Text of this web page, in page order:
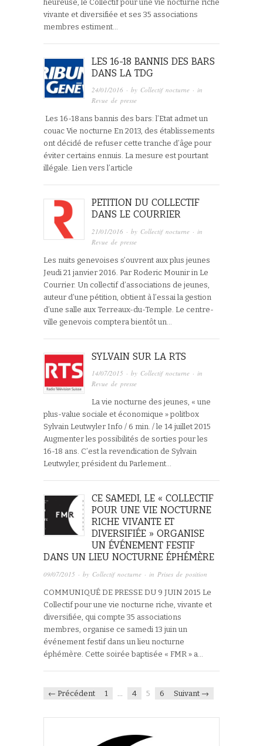
heureuse, le Collectif pour une vie nocturne riche
vivante et diversifiée et ses 35 associations
membres estiment…
LES 16-18 BANNIS DES BARS
DANS LA TDG
24/01/2016 · by Collectif nocturne · in
Revue de presse
Les 16-18 ans bannis des bars: l’Etat admet un
couac Vie nocturne En 2013, des établissements
ont décidé de refuser cette tranche d’âge pour
éviter certains ennuis. La mesure est pourtant
illégale. Lien vers l’article
PETITION DU COLLECTIF
DANS LE COURRIER
21/01/2016 · by Collectif nocturne · in
Revue de presse
Les nuits genevoises s’ouvrent aux plus jeunes
Jeudi 21 janvier 2016. Par Roderic Mounir in Le
Courrier. Un collectif d’associations de jeunes,
auteur d’une pétition, obtient à l’essai la gestion
d’une salle aux Terreaux-du-Temple. Le centre-
ville genevois comptera bientôt un…
SYLVAIN SUR LA RTS
14/07/2015 · by Collectif nocturne · in
Revue de presse
La vie nocturne des jeunes, « une
plus-value sociale et économique » politbox
Sylvain Leutwyler Info / 6 min. / le 14 juillet 2015
Augmenter les possibilités de sorties pour les
16-18 ans. C’est la revendication de Sylvain
Leutwyler, président du Parlement…
CE SAMEDI, LE « COLLECTIF
POUR UNE VIE NOCTURNE
RICHE VIVANTE ET
DIVERSIFIÉE » ORGANISE
UN ÉVÉNEMENT FESTIF
DANS UN LIEU NOCTURNE ÉPHÉMÈRE
09/07/2015 · by Collectif nocturne · in Prises de position
COMMUNIQUÉ DE PRESSE DU 9 JUIN 2015 Le
Collectif pour une vie nocturne riche, vivante et
diversifiée, qui compte 35 associations
membres, organise ce samedi 13 juin un
événement festif dans un lieu nocturne
éphémère. Cette soirée baptisée « FMR » a…
← Précédent 1 4 5 6 Suivant →